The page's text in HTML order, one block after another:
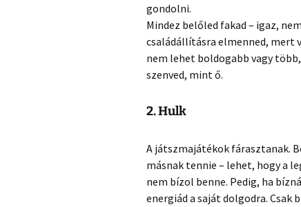
gondolni.
Mindez belőled fakad – igaz,
családállításra elmenned, mert
nem lehet boldogabb vagy
szenved, mint ő.
2. Hulk
A játszmajátékok fárasztanak.
másnak tennie – lehet, hogy a
nem bízol benne. Pedig, ha
energiád a saját dolgodra.